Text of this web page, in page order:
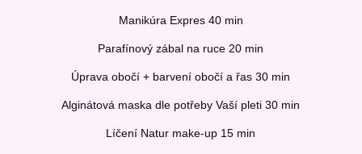
Manikúra Expres 40 min
Parafínový zábal na ruce 20 min
Úprava obočí + barvení obočí a řas 30 min
Alginátová maska dle potřeby Vaší pleti 30 min
Líčení Natur make-up 15 min